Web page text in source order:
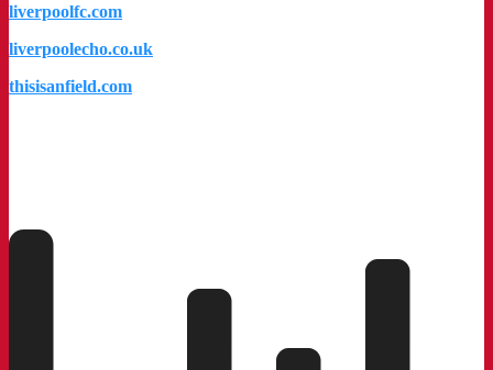
liverpoolfc.com
liverpoolecho.co.uk
thisisanfield.com